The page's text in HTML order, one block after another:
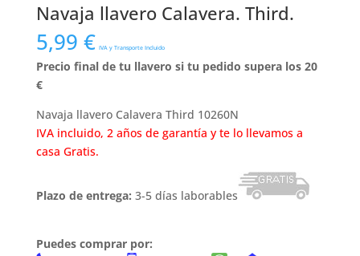
Navaja llavero Calavera. Third.
5,99 € IVA y Transporte Incluido
Precio final de tu llavero si tu pedido supera los 20
€
Navaja llavero Calavera Third 10260N
IVA incluido, 2 años de garantía y te lo llevamos a
casa Gratis.
Plazo de entrega: 3-5 días laborables
Puedes comprar por: